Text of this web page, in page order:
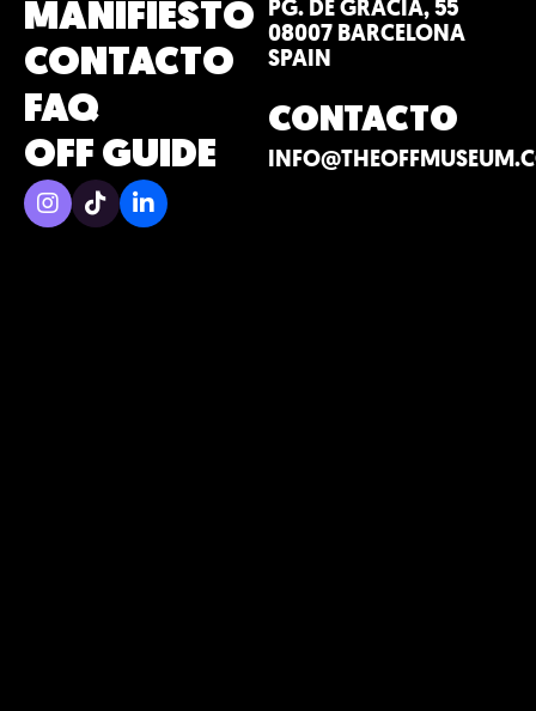
MANIFIESTO
CONTACTO
FAQ
OFF GUIDE
PG. DE GRÀCIA, 55
08007 BARCELONA
SPAIN
CONTACTO